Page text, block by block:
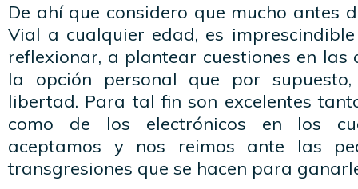
De ahí que considero que mucho antes
Vial a cualquier edad, es
reflexionar, a plantear cuestiones en las
la opción personal que por
libertad. Para tal fin son excelentes
como de los electrónicos en los
aceptamos y nos reimos ante las
transgresiones que se hacen para